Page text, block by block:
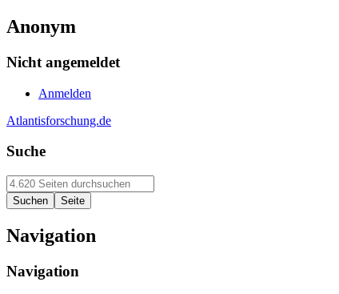
Anonym
Nicht angemeldet
Anmelden
Atlantisforschung.de
Suche
Navigation
Navigation